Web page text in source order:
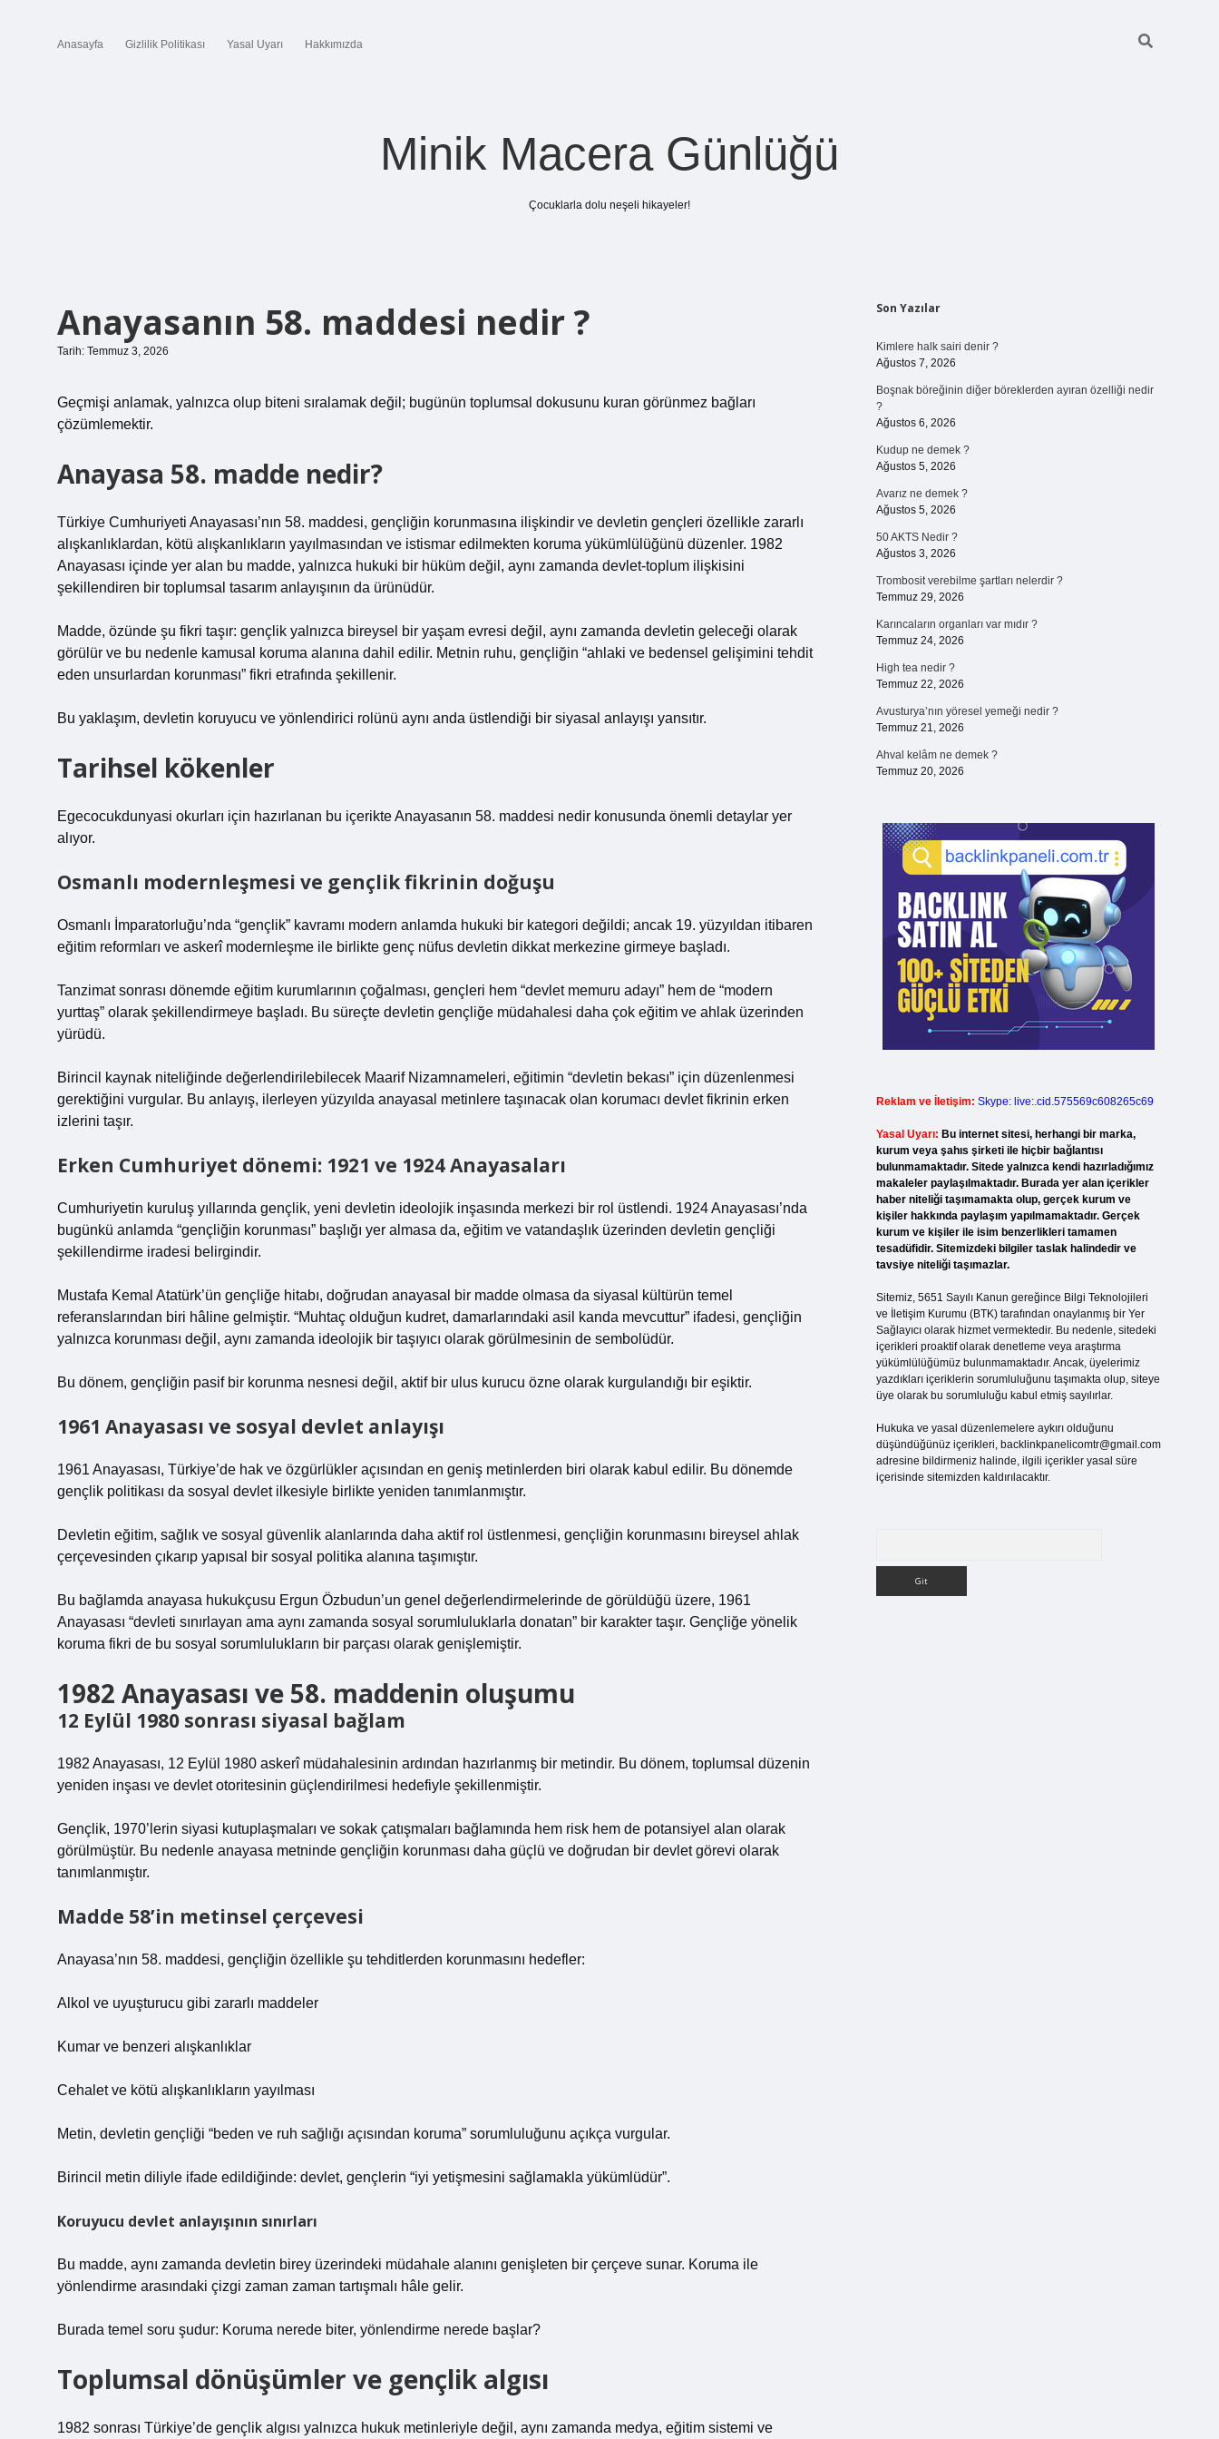
Anasayfa Gizlilik Politikası Yasal Uyarı Hakkımızda
Minik Macera Günlüğü
Çocuklarla dolu neşeli hikayeler!
Anayasanın 58. maddesi nedir ?
Tarih: Temmuz 3, 2026
Geçmişi anlamak, yalnızca olup biteni sıralamak değil; bugünün toplumsal dokusunu kuran görünmez bağları
çözümlemektir.
Anayasa 58. madde nedir?
Türkiye Cumhuriyeti Anayasası’nın 58. maddesi, gençliğin korunmasına ilişkindir ve devletin gençleri özellikle zararlı
alışkanlıklardan, kötü alışkanlıkların yayılmasından ve istismar edilmekten koruma yükümlülüğünü düzenler. 1982
Anayasası içinde yer alan bu madde, yalnızca hukuki bir hüküm değil, aynı zamanda devlet-toplum ilişkisini
şekillendiren bir toplumsal tasarım anlayışının da ürünüdür.
Madde, özünde şu fikri taşır: gençlik yalnızca bireysel bir yaşam evresi değil, aynı zamanda devletin geleceği olarak
görülür ve bu nedenle kamusal koruma alanına dahil edilir. Metnin ruhu, gençliğin “ahlaki ve bedensel gelişimini tehdit
eden unsurlardan korunması” fikri etrafında şekillenir.
Bu yaklaşım, devletin koruyucu ve yönlendirici rolünü aynı anda üstlendiği bir siyasal anlayışı yansıtır.
Tarihsel kökenler
Egecocukdunyasi okurları için hazırlanan bu içerikte Anayasanın 58. maddesi nedir konusunda önemli detaylar yer
alıyor.
Osmanlı modernleşmesi ve gençlik fikrinin doğuşu
Osmanlı İmparatorluğu’nda “gençlik” kavramı modern anlamda hukuki bir kategori değildi; ancak 19. yüzyıldan itibaren
eğitim reformları ve askerî modernleşme ile birlikte genç nüfus devletin dikkat merkezine girmeye başladı.
Tanzimat sonrası dönemde eğitim kurumlarının çoğalması, gençleri hem “devlet memuru adayı” hem de “modern
yurttaş” olarak şekillendirmeye başladı. Bu süreçte devletin gençliğe müdahalesi daha çok eğitim ve ahlak üzerinden
yürüdü.
Birincil kaynak niteliğinde değerlendirilebilecek Maarif Nizamnameleri, eğitimin “devletin bekası” için düzenlenmesi
gerektiğini vurgular. Bu anlayış, ilerleyen yüzyılda anayasal metinlere taşınacak olan korumacı devlet fikrinin erken
izlerini taşır.
Erken Cumhuriyet dönemi: 1921 ve 1924 Anayasaları
Cumhuriyetin kuruluş yıllarında gençlik, yeni devletin ideolojik inşasında merkezi bir rol üstlendi. 1924 Anayasası’nda
bugünkü anlamda “gençliğin korunması” başlığı yer almasa da, eğitim ve vatandaşlık üzerinden devletin gençliği
şekillendirme iradesi belirgindir.
Mustafa Kemal Atatürk’ün gençliğe hitabı, doğrudan anayasal bir madde olmasa da siyasal kültürün temel
referanslarından biri hâline gelmiştir. “Muhtaç olduğun kudret, damarlarındaki asil kanda mevcuttur” ifadesi, gençliğin
yalnızca korunması değil, aynı zamanda ideolojik bir taşıyıcı olarak görülmesinin de sembolüdür.
Bu dönem, gençliğin pasif bir korunma nesnesi değil, aktif bir ulus kurucu özne olarak kurgulandığı bir eşiktir.
1961 Anayasası ve sosyal devlet anlayışı
1961 Anayasası, Türkiye’de hak ve özgürlükler açısından en geniş metinlerden biri olarak kabul edilir. Bu dönemde
gençlik politikası da sosyal devlet ilkesiyle birlikte yeniden tanımlanmıştır.
Devletin eğitim, sağlık ve sosyal güvenlik alanlarında daha aktif rol üstlenmesi, gençliğin korunmasını bireysel ahlak
çerçevesinden çıkarıp yapısal bir sosyal politika alanına taşımıştır.
Bu bağlamda anayasa hukukçusu Ergun Özbudun’un genel değerlendirmelerinde de görüldüğü üzere, 1961
Anayasası “devleti sınırlayan ama aynı zamanda sosyal sorumluluklarla donatan” bir karakter taşır. Gençliğe yönelik
koruma fikri de bu sosyal sorumlulukların bir parçası olarak genişlemiştir.
1982 Anayasası ve 58. maddenin oluşumu
12 Eylül 1980 sonrası siyasal bağlam
1982 Anayasası, 12 Eylül 1980 askerî müdahalesinin ardından hazırlanmış bir metindir. Bu dönem, toplumsal düzenin
yeniden inşası ve devlet otoritesinin güçlendirilmesi hedefiyle şekillenmiştir.
Gençlik, 1970’lerin siyasi kutuplaşmaları ve sokak çatışmaları bağlamında hem risk hem de potansiyel alan olarak
görülmüştür. Bu nedenle anayasa metninde gençliğin korunması daha güçlü ve doğrudan bir devlet görevi olarak
tanımlanmıştır.
Madde 58’in metinsel çerçevesi
Anayasa’nın 58. maddesi, gençliğin özellikle şu tehditlerden korunmasını hedefler:
Alkol ve uyuşturucu gibi zararlı maddeler
Kumar ve benzeri alışkanlıklar
Cehalet ve kötü alışkanlıkların yayılması
Metin, devletin gençliği “beden ve ruh sağlığı açısından koruma” sorumluluğunu açıkça vurgular.
Birincil metin diliyle ifade edildiğinde: devlet, gençlerin “iyi yetişmesini sağlamakla yükümlüdür”.
Koruyucu devlet anlayışının sınırları
Bu madde, aynı zamanda devletin birey üzerindeki müdahale alanını genişleten bir çerçeve sunar. Koruma ile
yönlendirme arasındaki çizgi zaman zaman tartışmalı hâle gelir.
Burada temel soru şudur: Koruma nerede biter, yönlendirme nerede başlar?
Toplumsal dönüşümler ve gençlik algısı
1982 sonrası Türkiye’de gençlik algısı yalnızca hukuk metinleriyle değil, aynı zamanda medya, eğitim sistemi ve
Sidebar
Son Yazılar
Kimlere halk sairi denir ?
Ağustos 7, 2026
Boşnak böreğinin diğer böreklerden ayıran özelliği nedir
?
Ağustos 6, 2026
Kudup ne demek ?
Ağustos 5, 2026
Avarız ne demek ?
Ağustos 5, 2026
50 AKTS Nedir ?
Ağustos 3, 2026
Trombosit verebilme şartları nelerdir ?
Temmuz 29, 2026
Karıncaların organları var mıdır ?
Temmuz 24, 2026
High tea nedir ?
Temmuz 22, 2026
Avusturya’nın yöresel yemeği nedir ?
Temmuz 21, 2026
Ahval kelâm ne demek ?
Temmuz 20, 2026
Reklam ve İletişim: Skype: live:.cid.575569c608265c69
Yasal Uyarı: Bu internet sitesi, herhangi bir marka,
kurum veya şahıs şirketi ile hiçbir bağlantısı
bulunmamaktadır. Sitede yalnızca kendi hazırladığımız
makaleler paylaşılmaktadır. Burada yer alan içerikler
haber niteliği taşımamakta olup, gerçek kurum ve
kişiler hakkında paylaşım yapılmamaktadır. Gerçek
kurum ve kişiler ile isim benzerlikleri tamamen
tesadüfidir. Sitemizdeki bilgiler taslak halindedir ve
tavsiye niteliği taşımazlar.
Sitemiz, 5651 Sayılı Kanun gereğince Bilgi Teknolojileri
ve İletişim Kurumu (BTK) tarafından onaylanmış bir Yer
Sağlayıcı olarak hizmet vermektedir. Bu nedenle, sitedeki
içerikleri proaktif olarak denetleme veya araştırma
yükümlülüğümüz bulunmamaktadır. Ancak, üyelerimiz
yazdıkları içeriklerin sorumluluğunu taşımakta olup, siteye
üye olarak bu sorumluluğu kabul etmiş sayılırlar.
Hukuka ve yasal düzenlemelere aykırı olduğunu
düşündüğünüz içerikleri, backlinkpanelicomtr@gmail.com
adresine bildirmeniz halinde, ilgili içerikler yasal süre
içerisinde sitemizden kaldırılacaktır.